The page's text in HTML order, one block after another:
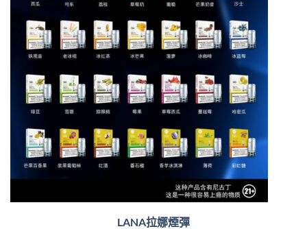
LANA拉娜煙彈